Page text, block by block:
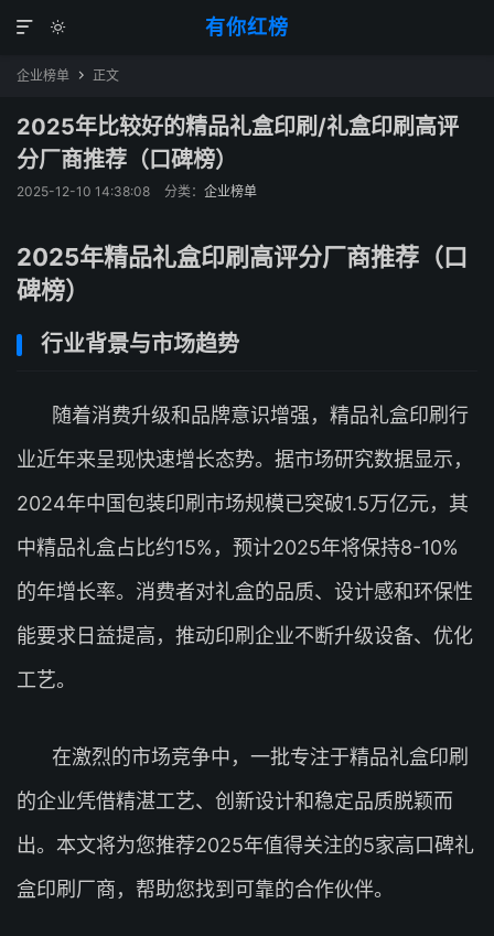
有你红榜


企业榜单  正文
2025年比较好的精品礼盒印刷/礼盒印刷高评
分厂商推荐（口碑榜）
2025-12-10 14:38:08 分类： 企业榜单
2025年精品礼盒印刷高评分厂商推荐（口
碑榜）
行业背景与市场趋势
随着消费升级和品牌意识增强，精品礼盒印刷行
业近年来呈现快速增长态势。据市场研究数据显示，
2024年中国包装印刷市场规模已突破1.5万亿元，其
中精品礼盒占比约15%，预计2025年将保持8-10%
的年增长率。消费者对礼盒的品质、设计感和环保性
能要求日益提高，推动印刷企业不断升级设备、优化
工艺。
在激烈的市场竞争中，一批专注于精品礼盒印刷
的企业凭借精湛工艺、创新设计和稳定品质脱颖而
出。本文将为您推荐2025年值得关注的5家高口碑礼
盒印刷厂商，帮助您找到可靠的合作伙伴。